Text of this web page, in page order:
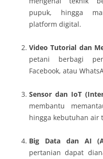
pupuk, hingga
platform digital.
Video Tutorial dan
petani berbagi
Facebook, atau
Sensor dan IoT
membantu
hingga kebutuhan air
Big Data dan AI
pertanian dapat